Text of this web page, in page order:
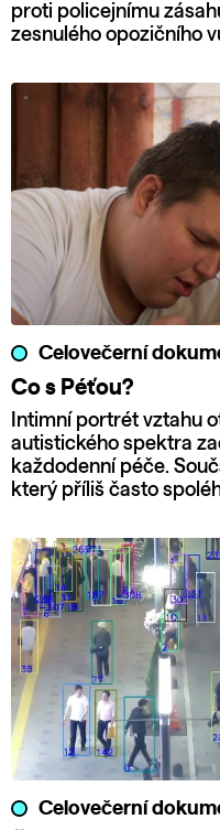
proti policejnímu
zesnulého opozičního
Celovečerní
Co s Péťou?
Intimní portrét vztahu
autistického spektra
každodenní péče.
který příliš často
Celovečerní